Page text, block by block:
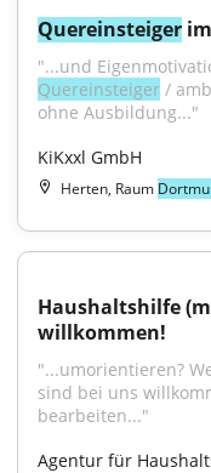
Quereinsteiger
Quereinsteiger /
ohne Ausbildung..."
KiKxxl GmbH
Herten, Raum
Haushaltshilfe
willkommen!
"...umorientieren?
sind bei uns
bearbeiten..."
Agentur für